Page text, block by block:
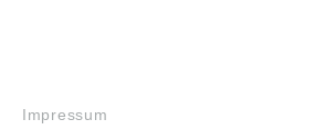
Impressum